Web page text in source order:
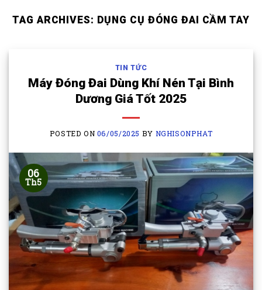
TAG ARCHIVES: DỤNG CỤ ĐÓNG ĐAI CẦM TAY
TIN TỨC
Máy Đóng Đai Dùng Khí Nén Tại Bình
Dương Giá Tốt 2025
POSTED ON 06/05/2025 BY NGHISONPHAT
06
Th5